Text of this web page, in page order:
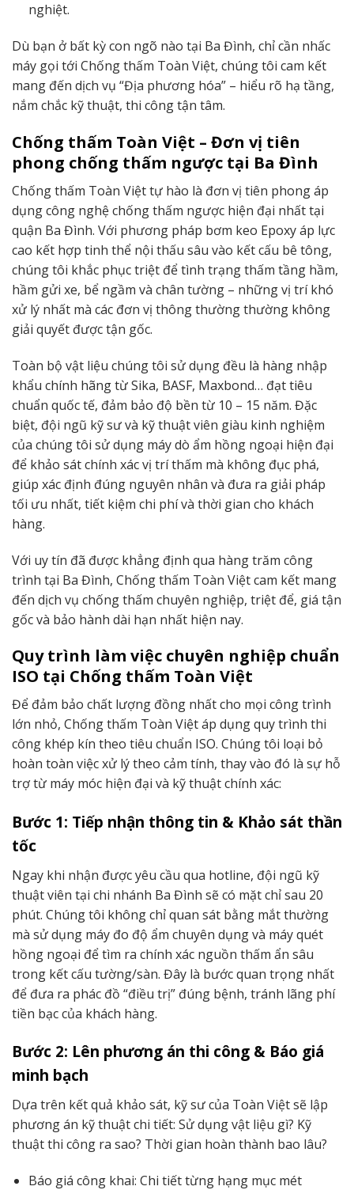
nghiệt.
Dù bạn ở bất kỳ con ngõ nào tại Ba Đình, chỉ cần nhấc
máy gọi tới Chống thấm Toàn Việt, chúng tôi cam kết
mang đến dịch vụ “Địa phương hóa” – hiểu rõ hạ tầng,
nắm chắc kỹ thuật, thi công tận tâm.
Chống thấm Toàn Việt – Đơn vị tiên
phong chống thấm ngược tại Ba Đình
Chống thấm Toàn Việt tự hào là đơn vị tiên phong áp
dụng công nghệ chống thấm ngược hiện đại nhất tại
quận Ba Đình. Với phương pháp bơm keo Epoxy áp lực
cao kết hợp tinh thể nội thấu sâu vào kết cấu bê tông,
chúng tôi khắc phục triệt để tình trạng thấm tầng hầm,
hầm gửi xe, bể ngầm và chân tường – những vị trí khó
xử lý nhất mà các đơn vị thông thường thường không
giải quyết được tận gốc.
Toàn bộ vật liệu chúng tôi sử dụng đều là hàng nhập
khẩu chính hãng từ Sika, BASF, Maxbond… đạt tiêu
chuẩn quốc tế, đảm bảo độ bền từ 10 – 15 năm. Đặc
biệt, đội ngũ kỹ sư và kỹ thuật viên giàu kinh nghiệm
của chúng tôi sử dụng máy dò ẩm hồng ngoại hiện đại
để khảo sát chính xác vị trí thấm mà không đục phá,
giúp xác định đúng nguyên nhân và đưa ra giải pháp
tối ưu nhất, tiết kiệm chi phí và thời gian cho khách
hàng.
Với uy tín đã được khẳng định qua hàng trăm công
trình tại Ba Đình, Chống thấm Toàn Việt cam kết mang
đến dịch vụ chống thấm chuyên nghiệp, triệt để, giá tận
gốc và bảo hành dài hạn nhất hiện nay.
Quy trình làm việc chuyên nghiệp chuẩn
ISO tại Chống thấm Toàn Việt
Để đảm bảo chất lượng đồng nhất cho mọi công trình
lớn nhỏ, Chống thấm Toàn Việt áp dụng quy trình thi
công khép kín theo tiêu chuẩn ISO. Chúng tôi loại bỏ
hoàn toàn việc xử lý theo cảm tính, thay vào đó là sự hỗ
trợ từ máy móc hiện đại và kỹ thuật chính xác:
Bước 1: Tiếp nhận thông tin & Khảo sát thần
tốc
Ngay khi nhận được yêu cầu qua hotline, đội ngũ kỹ
thuật viên tại chi nhánh Ba Đình sẽ có mặt chỉ sau 20
phút. Chúng tôi không chỉ quan sát bằng mắt thường
mà sử dụng máy đo độ ẩm chuyên dụng và máy quét
hồng ngoại để tìm ra chính xác nguồn thấm ẩn sâu
trong kết cấu tường/sàn. Đây là bước quan trọng nhất
để đưa ra phác đồ “điều trị” đúng bệnh, tránh lãng phí
tiền bạc của khách hàng.
Bước 2: Lên phương án thi công & Báo giá
minh bạch
Dựa trên kết quả khảo sát, kỹ sư của Toàn Việt sẽ lập
phương án kỹ thuật chi tiết: Sử dụng vật liệu gì? Kỹ
thuật thi công ra sao? Thời gian hoàn thành bao lâu?
Báo giá công khai: Chi tiết từng hạng mục mét